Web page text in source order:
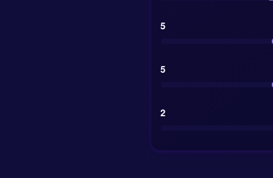
słowy,
Nasz model AI
zaufaniem. Typ
5
5
2